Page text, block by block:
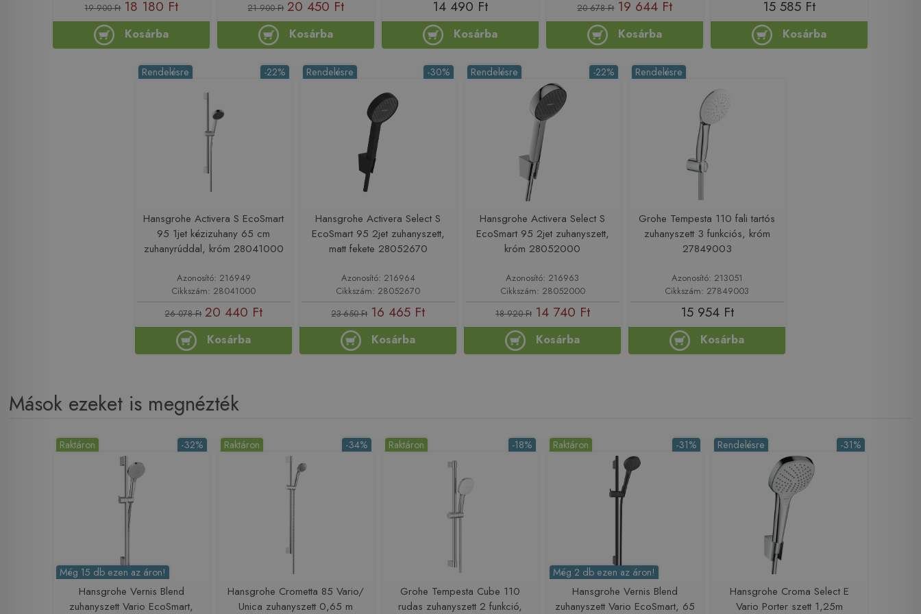
19 900 Ft 18 180 Ft
Kosárba
21 900 Ft 20 450 Ft
Kosárba
14 490 Ft
Kosárba
20 678 Ft 19 644 Ft
Kosárba
15 585 Ft
Kosárba
-22%
Rendelésre
Hansgrohe Activera S EcoSmart
95 1jet kézizuhany 65 cm
zuhanyrúddal, króm 28041000
Azonosító: 216949
Cikkszám: 28041000
26 078 Ft 20 440 Ft
Kosárba
-30%
Rendelésre
Hansgrohe Activera Select S
EcoSmart 95 2jet zuhanyszett,
matt fekete 28052670
Azonosító: 216964
Cikkszám: 28052670
23 650 Ft 16 465 Ft
Kosárba
-22%
Rendelésre
Hansgrohe Activera Select S
EcoSmart 95 2jet zuhanyszett,
króm 28052000
Azonosító: 216963
Cikkszám: 28052000
18 920 Ft 14 740 Ft
Kosárba
Rendelésre
Grohe Tempesta 110 fali tartós
zuhanyszett 3 funkciós, króm
27849003
Azonosító: 213051
Cikkszám: 27849003
15 954 Ft
Kosárba
Mások ezeket is megnézték
-32%
Raktáron
Még 15 db ezen az áron!
Hansgrohe Vernis Blend
zuhanyszett Vario EcoSmart,
-34%
Raktáron
Hansgrohe Crometta 85 Vario/
Unica zuhanyszett 0,65 m
-18%
Raktáron
Grohe Tempesta Cube 110
rudas zuhanyszett 2 funkció,
-31%
Raktáron
Még 2 db ezen az áron!
Hansgrohe Vernis Blend
zuhanyszett Vario EcoSmart, 65
-31%
Rendelésre
Hansgrohe Croma Select E
Vario Porter szett 1,25m